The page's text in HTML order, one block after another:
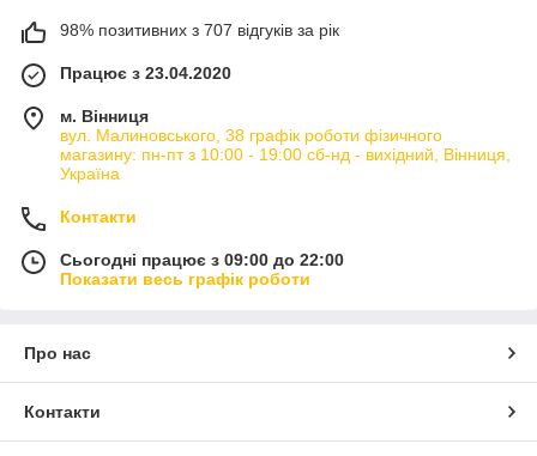
98% позитивних з 707 відгуків за рік
Працює з 23.04.2020
м. Вінниця
вул. Малиновського, 38 графік роботи фізичного
магазину: пн-пт з 10:00 - 19:00 сб-нд - вихідний, Вінниця,
Україна
Контакти
Сьогодні працює з 09:00 до 22:00
Показати весь графік роботи
Про нас
Контакти